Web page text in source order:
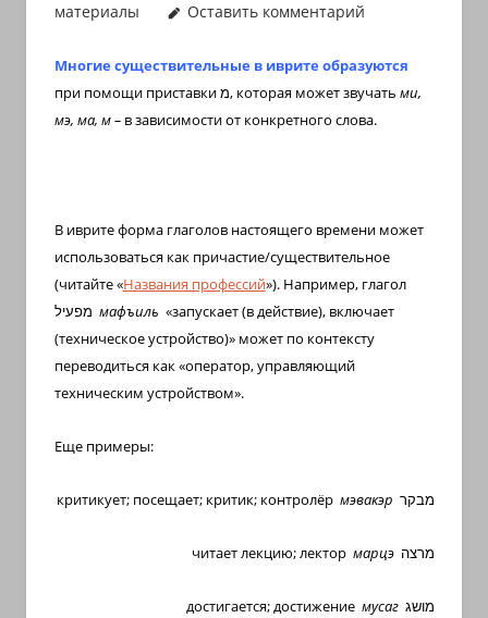
иврите
арамейском.
Поговорки
иврите
Кулинарные
материалы
Оставить комментарий
Многие существительные в иврите образуются
при помощи приставкиמ, которая может звучать ми,
мэ, ма, м – в зависимости от конкретного слова.
В иврите форма глаголов настоящего времени может
использоваться как причастие/существительное
(читайте «Названия профессий»). Например, глагол
מפעיל мафъиль «запускает (в действие), включает
(техническое устройство)» может по контексту
переводиться как «оператор, управляющий
техническим устройством».
Еще примеры:
критикует; посещает; критик; контролёр мэвакэр מבקר
читает лекцию; лектор марцэ מרצה
достигается; достижение мусаг מושג